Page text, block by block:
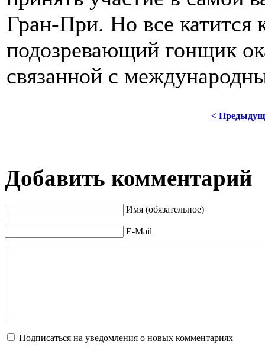
Гран-При. Но все катится
подозревающий гонщик
связанной с
<
Добавить комментарий
Имя (обязательное)
E-Mail
Подписаться на уведомления о новых комментариях